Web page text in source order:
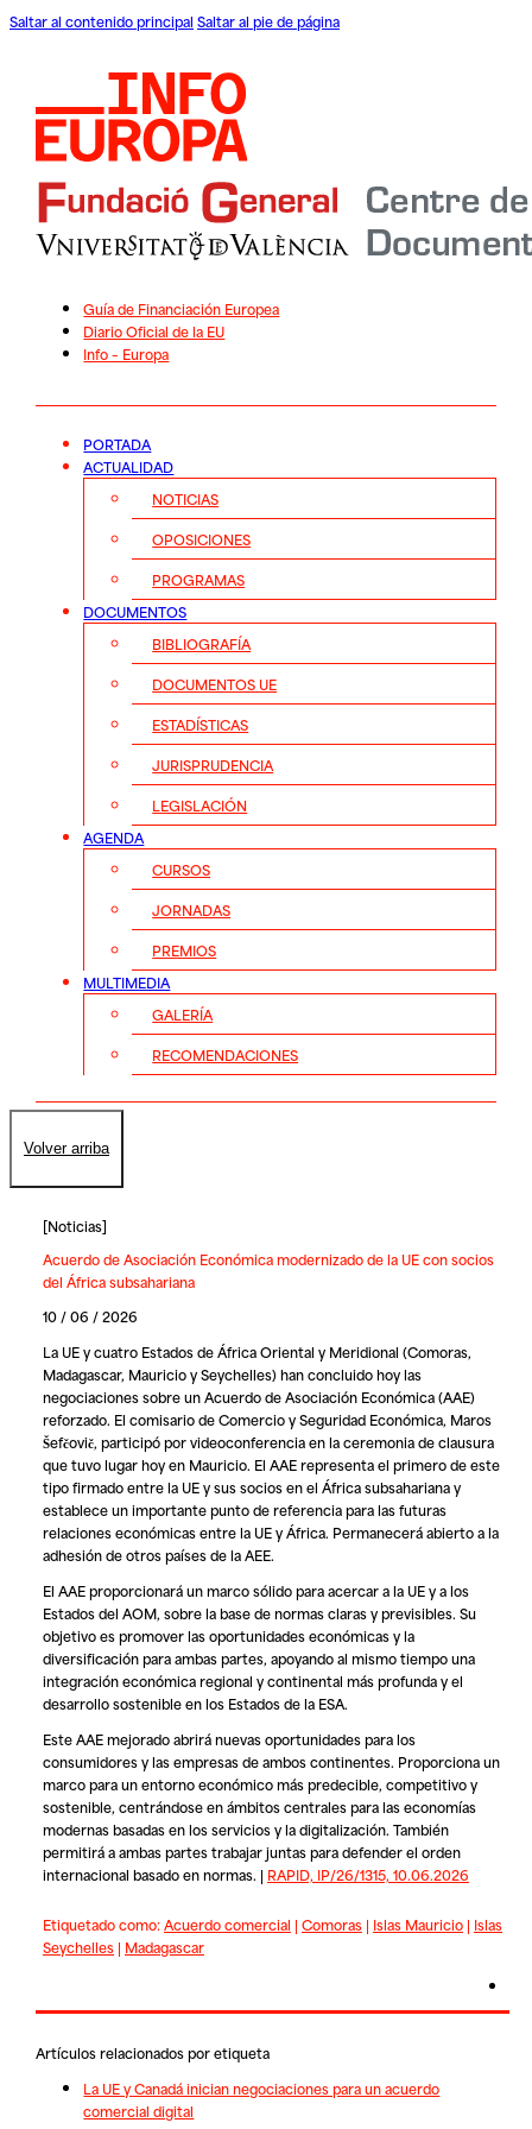
Saltar al contenido principal Saltar al pie de página
Guía de Financiación Europea
Diario Oficial de la EU
Info – Europa
PORTADA
ACTUALIDAD
NOTICIAS
OPOSICIONES
PROGRAMAS
DOCUMENTOS
BIBLIOGRAFÍA
DOCUMENTOS UE
ESTADÍSTICAS
JURISPRUDENCIA
LEGISLACIÓN
AGENDA
CURSOS
JORNADAS
PREMIOS
MULTIMEDIA
GALERÍA
RECOMENDACIONES
Volver arriba
[Noticias]
Acuerdo de Asociación Económica modernizado de la UE con socios
del África subsahariana
10 / 06 / 2026
La UE y cuatro Estados de África Oriental y Meridional (Comoras,
Madagascar, Mauricio y Seychelles) han concluido hoy las
negociaciones sobre un Acuerdo de Asociación Económica (AAE)
reforzado. El comisario de Comercio y Seguridad Económica, Maros
Šefčovič, participó por videoconferencia en la ceremonia de clausura
que tuvo lugar hoy en Mauricio. El AAE representa el primero de este
tipo firmado entre la UE y sus socios en el África subsahariana y
establece un importante punto de referencia para las futuras
relaciones económicas entre la UE y África. Permanecerá abierto a la
adhesión de otros países de la AEE.
El AAE proporcionará un marco sólido para acercar a la UE y a los
Estados del AOM, sobre la base de normas claras y previsibles. Su
objetivo es promover las oportunidades económicas y la
diversificación para ambas partes, apoyando al mismo tiempo una
integración económica regional y continental más profunda y el
desarrollo sostenible en los Estados de la ESA.
Este AAE mejorado abrirá nuevas oportunidades para los
consumidores y las empresas de ambos continentes. Proporciona un
marco para un entorno económico más predecible, competitivo y
sostenible, centrándose en ámbitos centrales para las economías
modernas basadas en los servicios y la digitalización. También
permitirá a ambas partes trabajar juntas para defender el orden
internacional basado en normas. | RAPID, IP/26/1315, 10.06.2026
Etiquetado como:Acuerdo comercial | Comoras| Islas Mauricio| Islas
Seychelles| Madagascar
Artículos relacionados por etiqueta
La UE y Canadá inician negociaciones para un acuerdo
comercial digital